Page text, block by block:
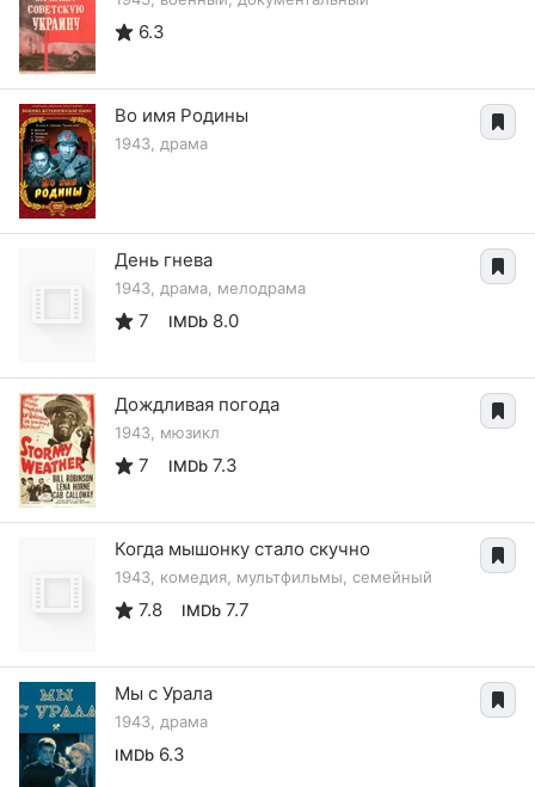
6.3
Во имя Родины
1943, драма
День гнева
1943, драма, мелодрама
7 IMDb 8.0
Дождливая погода
1943, мюзикл
7 IMDb 7.3
Когда мышонку стало скучно
1943, комедия, мультфильмы, семейный
7.8 IMDb 7.7
Мы с Урала
1943, драма
IMDb 6.3